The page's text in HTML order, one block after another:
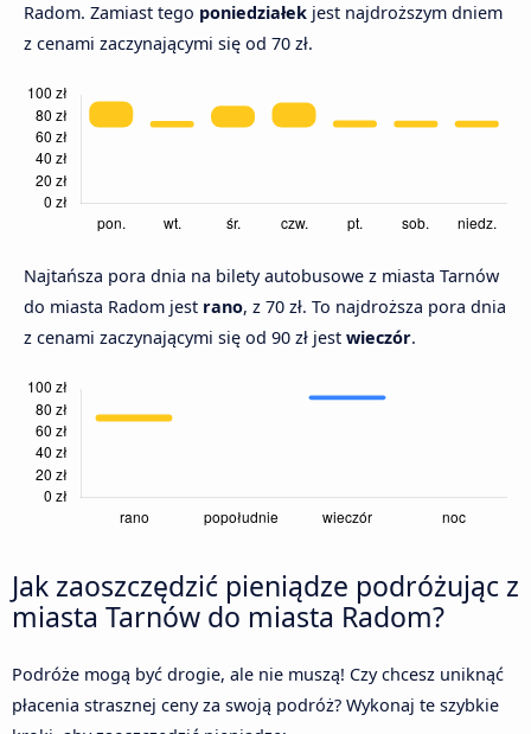
Radom. Zamiast tego poniedziałek jest najdroższym dniem
z cenami zaczynającymi się od 70 zł.
Najtańsza pora dnia na bilety autobusowe z miasta Tarnów
do miasta Radom jest rano, z 70 zł. To najdroższa pora dnia
z cenami zaczynającymi się od 90 zł jest wieczór.
Jak zaoszczędzić pieniądze podróżując z
miasta Tarnów do miasta Radom?
Podróże mogą być drogie, ale nie muszą! Czy chcesz uniknąć
płacenia strasznej ceny za swoją podróż? Wykonaj te szybkie